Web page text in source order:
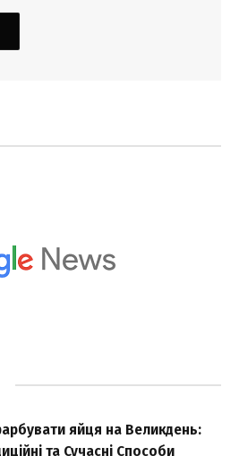
яйця на Великдень:
та Сучасні Способи